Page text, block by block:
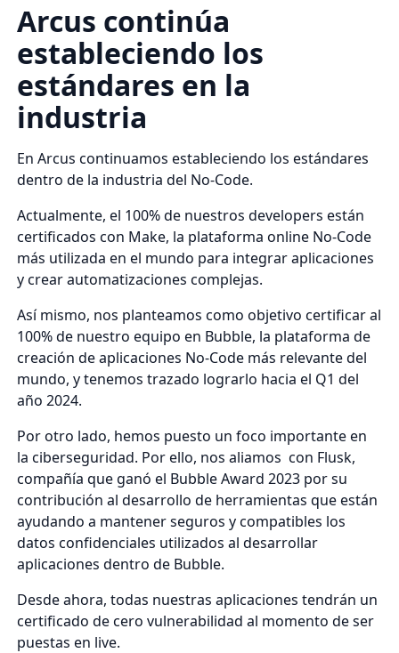
Arcus continúa
estableciendo los
estándares en la
industria
En Arcus continuamos estableciendo los estándares
dentro de la industria del No-Code.
Actualmente, el 100% de nuestros developers están
certificados con Make, la plataforma online No-Code
más utilizada en el mundo para integrar aplicaciones
y crear automatizaciones complejas.
Así mismo, nos planteamos como objetivo certificar al
100% de nuestro equipo en Bubble, la plataforma de
creación de aplicaciones No-Code más relevante del
mundo, y tenemos trazado lograrlo hacia el Q1 del
año 2024.
Por otro lado, hemos puesto un foco importante en
la ciberseguridad. Por ello, nos aliamos con Flusk,
compañía que ganó el Bubble Award 2023 por su
contribución al desarrollo de herramientas que están
ayudando a mantener seguros y compatibles los
datos confidenciales utilizados al desarrollar
aplicaciones dentro de Bubble.
Desde ahora, todas nuestras aplicaciones tendrán un
certificado de cero vulnerabilidad al momento de ser
puestas en live.